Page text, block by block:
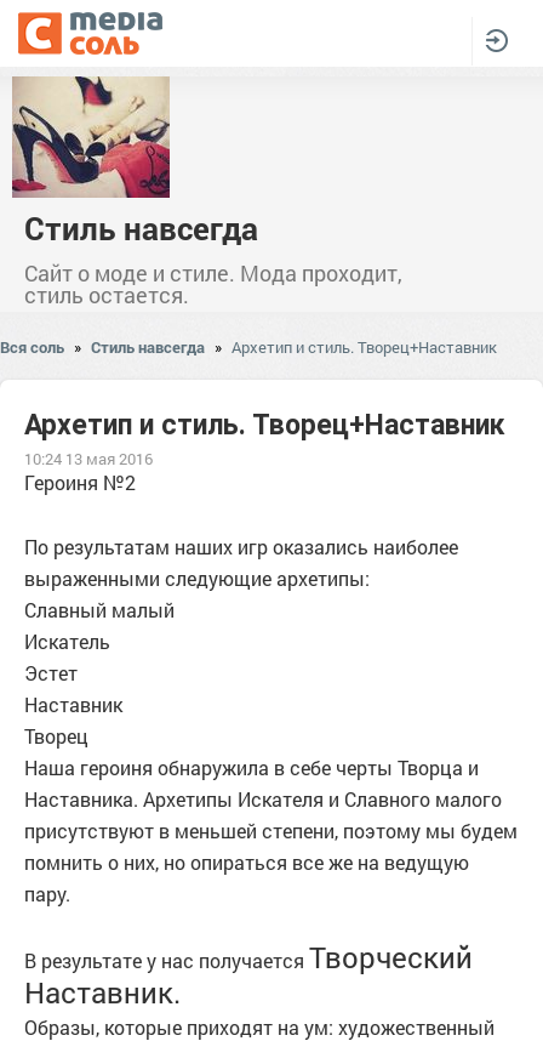
Стиль навсегда
Сайт о моде и стиле. Мода проходит,
стиль остается.
Вся соль » Стиль навсегда » Архетип и стиль. Творец+Наставник
Архетип и стиль. Творец+Наставник
10:24 13 мая 2016
Героиня №2
По результатам наших игр оказались наиболее
выраженными следующие архетипы:
Славный малый
Искатель
Эстет
Наставник
Творец
Наша героиня обнаружила в себе черты Творца и
Наставника. Архетипы Искателя и Славного малого
присутствуют в меньшей степени, поэтому мы будем
помнить о них, но опираться все же на ведущую
пару.
В результате у нас получается Творческий
Наставник.
Образы, которые приходят на ум: художественный